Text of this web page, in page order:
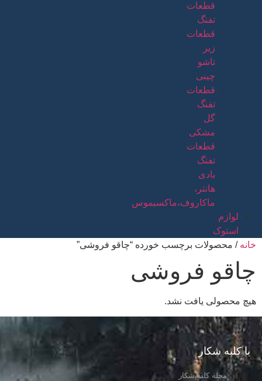
قطعات
تفنگ
قطعات
زیر
تاشو
چینی
قطعات
تفنگ
گل
مشکی
قطعات
تفنگ
بادی
هانتر،
ماکاروف،ماکسیموس
لوازم
استوک
خانه / محصولات برچسب خورده “چاقو فروشی”
چاقو فروشی
هیچ محصولی یافت نشد.
با کلبه شکار
مجله کلبه شکار